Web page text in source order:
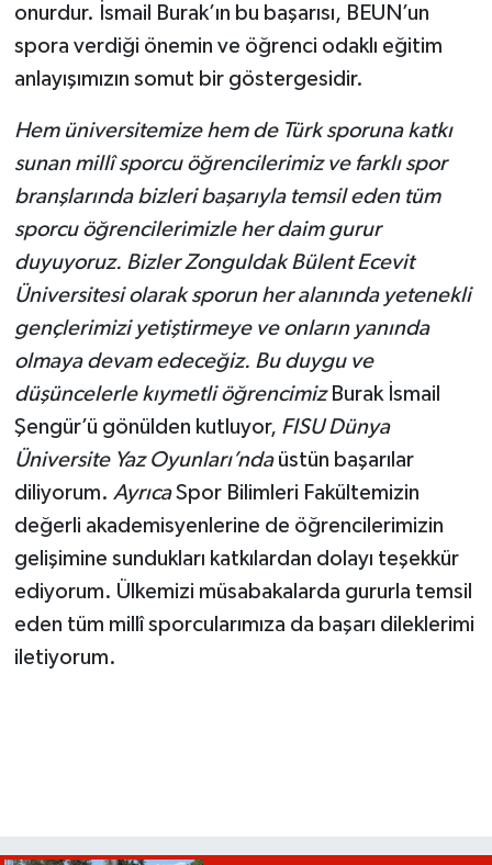
onurdur. İsmail Burak’ın bu başarısı, BEUN’un
spora verdiği önemin ve öğrenci odaklı eğitim
anlayışımızın somut bir göstergesidir.
Hem üniversitemize hem de Türk sporuna katkı
sunan millî sporcu öğrencilerimiz ve farklı spor
branşlarında bizleri başarıyla temsil eden tüm
sporcu öğrencilerimizle her daim gurur
duyuyoruz. Bizler Zonguldak Bülent Ecevit
Üniversitesi olarak sporun her alanında yetenekli
gençlerimizi yetiştirmeye ve onların yanında
olmaya devam edeceğiz. Bu duygu ve
düşüncelerle kıymetli öğrencimiz Burak İsmail
Şengür’ü gönülden kutluyor, FISU Dünya
Üniversite Yaz Oyunları’nda üstün başarılar
diliyorum. AyrıcaSpor Bilimleri Fakültemizin
değerli akademisyenlerine de öğrencilerimizin
gelişimine sundukları katkılardan dolayı teşekkür
ediyorum. Ülkemizi müsabakalarda gururla temsil
eden tüm millî sporcularımıza da başarı dileklerimi
iletiyorum.